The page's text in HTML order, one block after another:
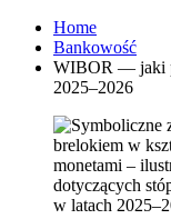
Home
Bankowość
WIBOR — jaki
2025–2026